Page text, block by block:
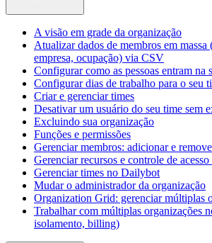
A visão em grade da organização
Atualizar dados de membros em massa
empresa, ocupação) via CSV
Configurar como as pessoas entram na
Configurar dias de trabalho para o seu
Criar e gerenciar times
Desativar um usuário do seu time sem
Excluindo sua organização
Funções e permissões
Gerenciar membros: adicionar e
Gerenciar recursos e controle de
Gerenciar times no Dailybot
Mudar o administrador da organização
Organization Grid: gerenciar múltiplas
Trabalhar com múltiplas organizações
isolamento, billing)